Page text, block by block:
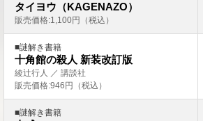
タイヨウ（KAGENAZO）
販売価格:1,100円（税込）
■謎解き書籍
十角館の殺人 新装改訂版
綾辻行人 ／ 講談社
販売価格:946円（税込）
■謎解き書籍